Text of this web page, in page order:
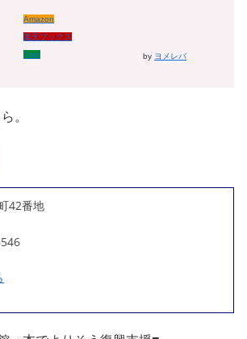
Amazon
楽天ブックス
7net
by ヨメレバ
。
42番地